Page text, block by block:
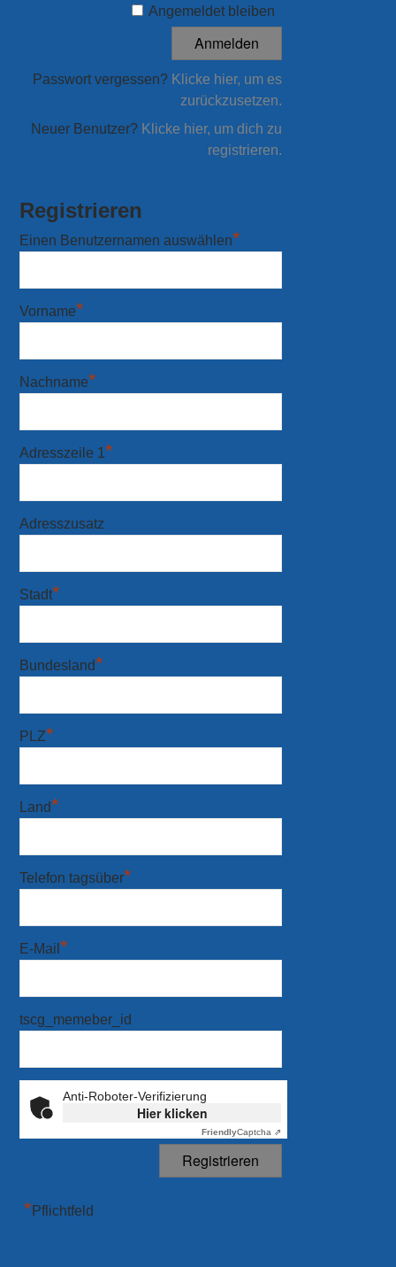
Angemeldet bleiben
Passwort vergessen? Klicke hier, um es
zurückzusetzen.
Neuer Benutzer? Klicke hier, um dich zu
registrieren.
Registrieren
Einen Benutzernamen auswählen*
Vorname*
Nachname*
Adresszeile 1*
Adresszusatz
Stadt*
Bundesland*
PLZ*
Land*
Telefon tagsüber*
E-Mail *
tscg_memeber_id
Anti-Roboter-Verifizierung
Hier klicken
FriendlyCaptcha ⇗
* Pflichtfeld